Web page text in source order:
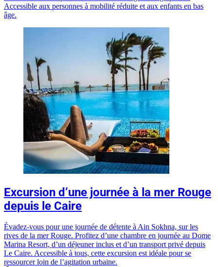
Accessible aux personnes à mobilité réduite et aux enfants en bas
âge.
Excursion d’une journée à la mer Rouge
depuis le Caire
Évadez-vous pour une journée de détente à Ain Sokhna, sur les
rives de la mer Rouge. Profitez d’une chambre en journée au Dome
Marina Resort, d’un déjeuner inclus et d’un transport privé depuis
Le Caire. Accessible à tous, cette excursion est idéale pour se
ressourcer loin de l’agitation urbaine.